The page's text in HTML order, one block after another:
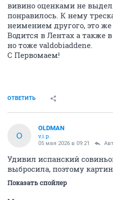
вивино оценками не
понравилось. К нему
неимением другого, это же
Водится в Лентах а также
но тоже valdobiaddene.
С Первомаем!
ОТВЕТИТЬ
O
OLDMAN
v.i.p.
05 мая 2026 в 09:21
Удивил испанский
выбросила, поэтому
Показать спойлер